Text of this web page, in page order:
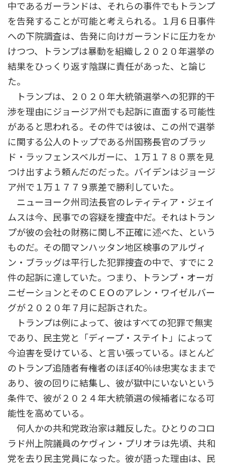
中であるガーランドは、それらの事件でもトランプ
を告発することが可能と考えられる。１月６日事件
への下院調査は、告発に向けガーランドに圧力をか
けつつ、トランプは暴動を組織し２０２０年選挙の
結果をひっくり返す陰謀に責任があった、と論じ
た。
トランプは、２０２０年大統領選挙への犯罪的干
渉を理由にジョージア州でも起訴に直面する可能性
があると思われる。その件では彼は、この州で選挙
に関する公人のトップである州国務長官のブラッ
ド・ラッフェンスベルガーに、１万１７８０票を見
つけ出すよう頼んだのだった。バイデンはジョージ
ア州で１万１７７９票差で勝利していた。
ニューヨーク州司法長官のレティティア・ジェイ
ムスは今、民事での容疑を捜査中だ。それはトラン
プが彼の会社の財務に関し不正確に述べた、という
ものだ。その間マンハッタン地区検事のアルヴィ
ン・ブラッグは平行した犯罪捜査の中で、すでに２
件の起訴に達していた。つまり、トランプ・オーガ
ニゼーションとそのＣＥＯのアレン・ワイゼルバー
グが２０２０年７月に起訴された。
トランプは例によって、彼はすべての犯罪で無実
であり、民主党と「ディープ・ステイト」によって
今迫害を受けている、と言い張っている。ほとんど
のトランプ追随者――有権者のほぼ40％――は忠実なままで
あり、彼の回りに結集し、彼が獄中にいないという
条件で、彼が２０２４年大統領選の候補者になる可
能性を高めている。
何人かの共和党政治家は離反した。ひとりのコロ
ラド州上院議員のケヴィン・プリオラは先頃、共和
党を去り民主党員になった。彼が語った理由は、民